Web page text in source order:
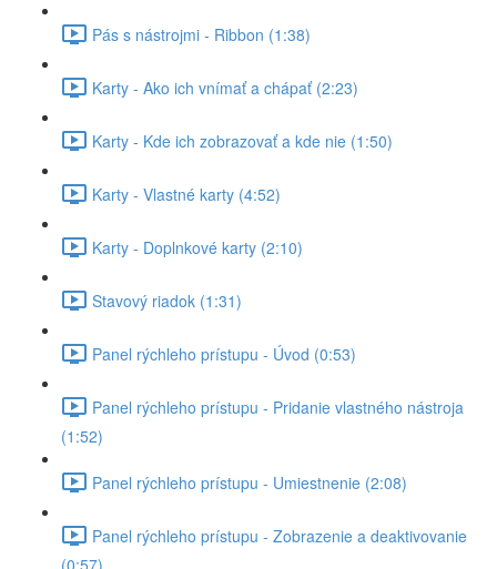
Pás s nástrojmi - Ribbon (1:38)
Karty - Ako ich vnímať a chápať (2:23)
Karty - Kde ich zobrazovať a kde nie (1:50)
Karty - Vlastné karty (4:52)
Karty - Doplnkové karty (2:10)
Stavový riadok (1:31)
Panel rýchleho prístupu - Úvod (0:53)
Panel rýchleho prístupu - Pridanie vlastného nástroja
(1:52)
Panel rýchleho prístupu - Umiestnenie (2:08)
Panel rýchleho prístupu - Zobrazenie a deaktivovanie
(0:57)